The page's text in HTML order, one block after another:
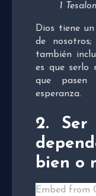
1
Dios tiene
de
también
es que serlo
que pasen
esperanza.
2. Ser
bien o
Embed from